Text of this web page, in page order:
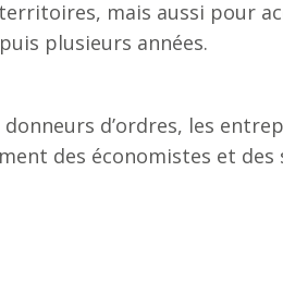
mais aussi pour
plusieurs années.
d’ordres, les
des économistes et des